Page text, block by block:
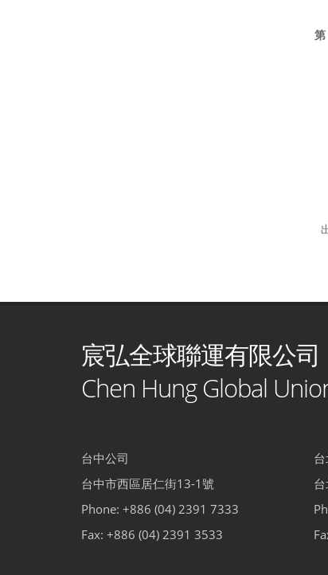
宸弘全球聯運有限公司
Chen Hung Global
台中公司
台中市西區居仁街13-1號
Phone: +886 (04) 2391 7333
Fax: +886 (04) 2391 3533